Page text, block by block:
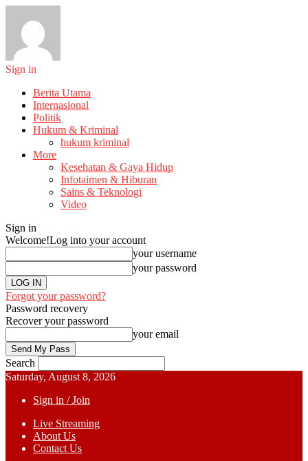
Sign in
Berita Utama
Internasional
Politik
Hukum & Kriminal
hukum kriminal
More
Kesehatan & Gaya Hidup
Infotaimen & Hiburan
Sains & Teknologi
Video
Sign in
Welcome!Log into your account
your username
your password
Forgot your password?
Password recovery
Recover your password
your email
Search
Saturday, August 8, 2026
Sign in / Join
Live Streaming
About Us
Contact Us